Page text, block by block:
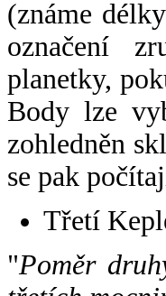
(známe
označení
planetky,
Body lze
zohledněn
se pak
Třetí
"Poměr